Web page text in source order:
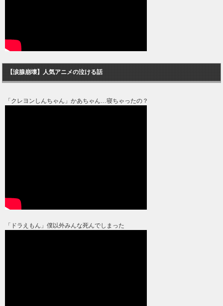
【涙腺崩壊】人気アニメの泣ける話
「クレヨンしんちゃん」かあちゃん…寝ちゃったの？
「ドラえもん」僕以外みんな死んでしまった